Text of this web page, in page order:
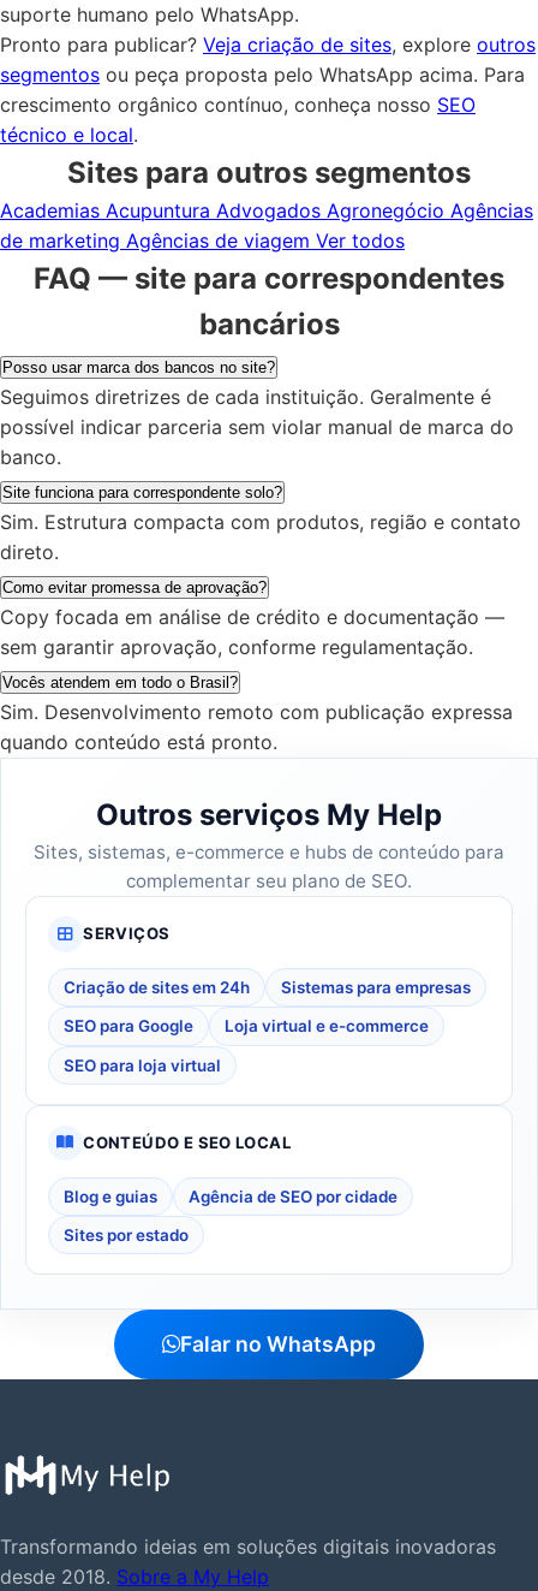
suporte humano pelo WhatsApp.
Pronto para publicar? Veja criação de sites, explore outros
segmentos ou peça proposta pelo WhatsApp acima. Para
crescimento orgânico contínuo, conheça nosso SEO
técnico e local.
Sites para outros segmentos
Academias Acupuntura Advogados Agronegócio Agências
de marketing Agências de viagem Ver todos
FAQ — site para correspondentes
bancários
Posso usar marca dos bancos no site?
Seguimos diretrizes de cada instituição. Geralmente é
possível indicar parceria sem violar manual de marca do
banco.
Site funciona para correspondente solo?
Sim. Estrutura compacta com produtos, região e contato
direto.
Como evitar promessa de aprovação?
Copy focada em análise de crédito e documentação —
sem garantir aprovação, conforme regulamentação.
Vocês atendem em todo o Brasil?
Sim. Desenvolvimento remoto com publicação expressa
quando conteúdo está pronto.
Outros serviços My Help
Sites, sistemas, e-commerce e hubs de conteúdo para
complementar seu plano de SEO.
SERVIÇOS
Criação de sites em 24h Sistemas para empresas
SEO para Google Loja virtual e e-commerce
SEO para loja virtual
CONTEÚDO E SEO LOCAL
Blog e guias Agência de SEO por cidade
Sites por estado
Falar no WhatsApp
Transformando ideias em soluções digitais inovadoras
desde 2018. Sobre a My Help